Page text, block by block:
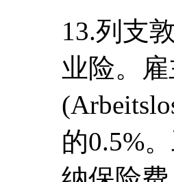
13.列支
业险。
的0.5%